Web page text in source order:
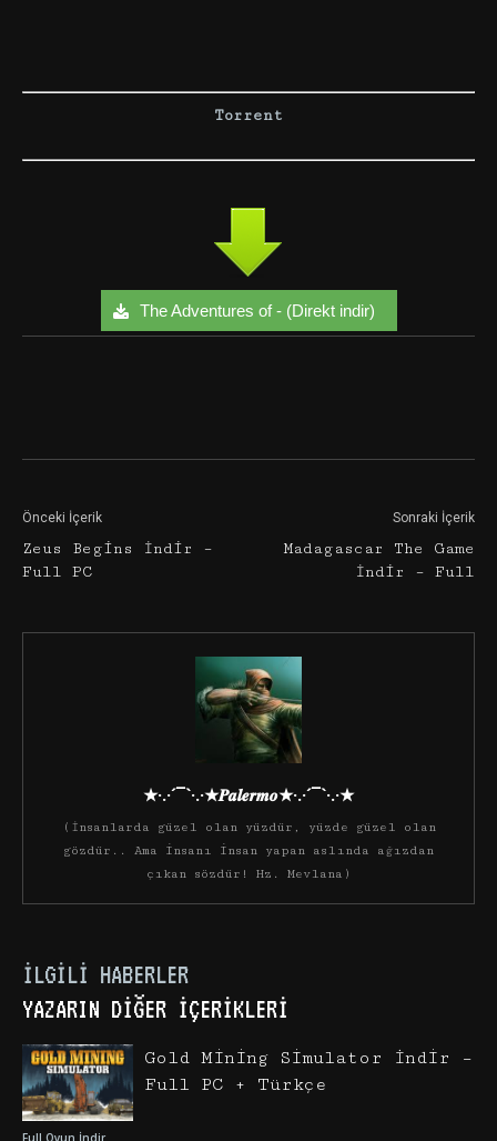
Torrent
The Adventures of - (Direkt indir)
Önceki İçerik
Zeus Begins İndir –
Full PC
Sonraki İçerik
Madagascar The Game
İndir – Full
★·.·´¯`·.·★𝑷𝒂𝒍𝒆𝒓𝒎𝒐★·.·´¯`·.·★
(İnsanlarda güzel olan yüzdür, yüzde güzel olan
gözdür.. Ama insanı insan yapan aslında ağızdan
çıkan sözdür! Hz. Mevlana)
İLGILI HABERLER
YAZARIN DIĞER İÇERIKLERI
Full Oyun İndir
Gold Mining Simulator İndir –
Full PC + Türkçe